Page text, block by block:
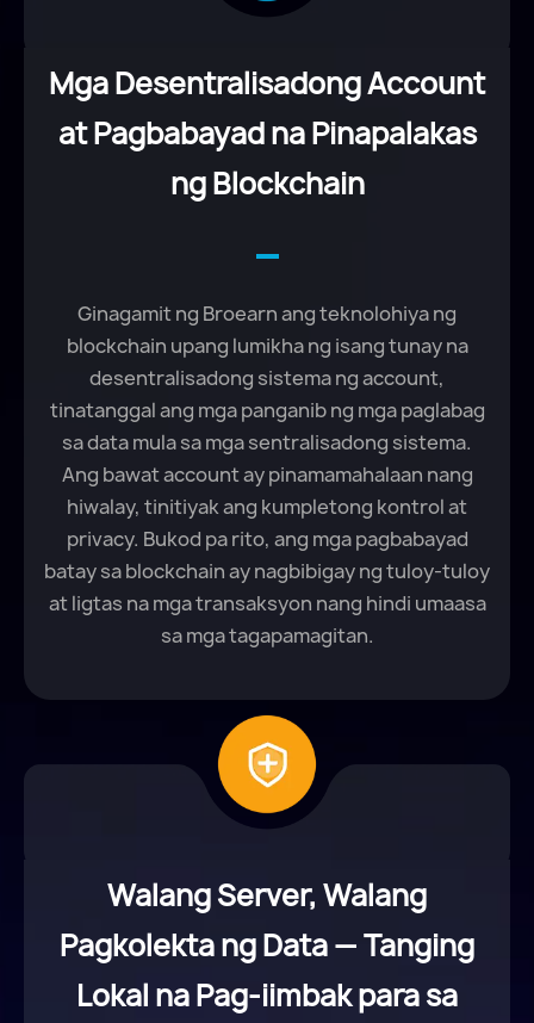
Mga Desentralisadong Account
at Pagbabayad na Pinapalakas
ng Blockchain
Ginagamit ng Broearn ang teknolohiya ng
blockchain upang lumikha ng isang tunay na
desentralisadong sistema ng account,
tinatanggal ang mga panganib ng mga paglabag
sa data mula sa mga sentralisadong sistema.
Ang bawat account ay pinamamahalaan nang
hiwalay, tinitiyak ang kumpletong kontrol at
privacy. Bukod pa rito, ang mga pagbabayad
batay sa blockchain ay nagbibigay ng tuloy-tuloy
at ligtas na mga transaksyon nang hindi umaasa
sa mga tagapamagitan.
Walang Server, Walang
Pagkolekta ng Data — Tanging
Lokal na Pag-iimbak para sa